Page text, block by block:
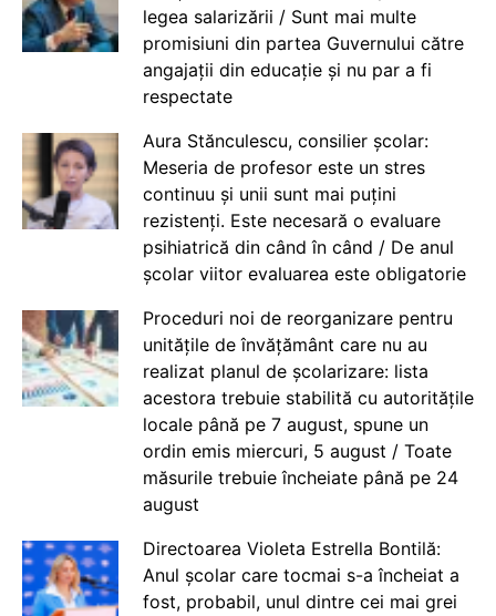
legea salarizării / Sunt mai multe
promisiuni din partea Guvernului către
angajații din educație și nu par a fi
respectate
Aura Stănculescu, consilier școlar:
Meseria de profesor este un stres
continuu și unii sunt mai puțini
rezistenți. Este necesară o evaluare
psihiatrică din când în când / De anul
școlar viitor evaluarea este obligatorie
Proceduri noi de reorganizare pentru
unitățile de învățământ care nu au
realizat planul de școlarizare: lista
acestora trebuie stabilită cu autoritățile
locale până pe 7 august, spune un
ordin emis miercuri, 5 august / Toate
măsurile trebuie încheiate până pe 24
august
Directoarea Violeta Estrella Bontilă:
Anul școlar care tocmai s-a încheiat a
fost, probabil, unul dintre cei mai grei